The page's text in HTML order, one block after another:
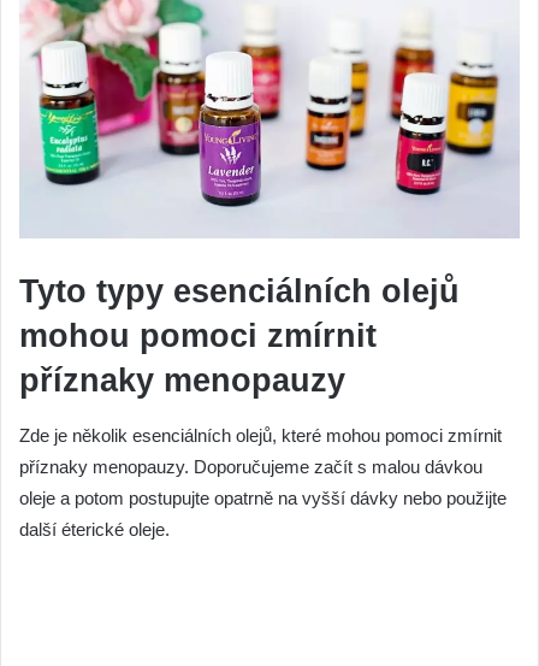
Tyto typy esenciálních olejů
mohou pomoci zmírnit
příznaky menopauzy
Zde je několik esenciálních olejů, které mohou pomoci zmírnit
příznaky menopauzy. Doporučujeme začít s malou dávkou
oleje a potom postupujte opatrně na vyšší dávky nebo použijte
další éterické oleje.